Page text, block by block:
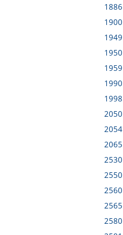
1886
1900
1949
1950
1959
1990
1998
2050
2054
2065
2530
2550
2560
2565
2580